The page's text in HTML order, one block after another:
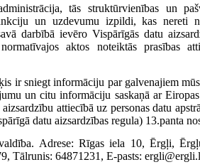
tās struktūrvienības un
un uzdevumu izpildi, kas nereti
darbībā ievēro Vispārīgās datu
aktos noteiktās prasības
ir sniegt informāciju par galvenajiem
un citu informāciju saskaņā ar
attiecībā uz personas datu
datu aizsardzības regula) 13.panta
Adrese: Rīgas iela 10, Ērgļi,
Tālrunis: 64871231, E-pasts: